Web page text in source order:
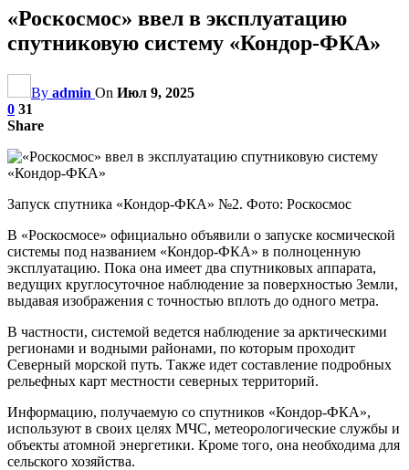
«Роскосмос» ввел в эксплуатацию
спутниковую систему «Кондор-ФКА»
By admin On Июл 9, 2025
0 31
Share
Запуск спутника «Кондор-ФКА» №2. Фото: Роскосмос
В «Роскосмосе» официально объявили о запуске космической
системы под названием «Кондор-ФКА» в полноценную
эксплуатацию. Пока она имеет два спутниковых аппарата,
ведущих круглосуточное наблюдение за поверхностью Земли,
выдавая изображения с точностью вплоть до одного метра.
В частности, системой ведется наблюдение за арктическими
регионами и водными районами, по которым проходит
Северный морской путь. Также идет составление подробных
рельефных карт местности северных территорий.
Информацию, получаемую со спутников «Кондор-ФКА»,
используют в своих целях МЧС, метеорологические службы и
объекты атомной энергетики. Кроме того, она необходима для
сельского хозяйства.